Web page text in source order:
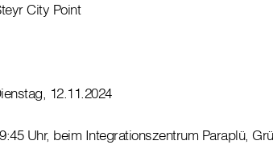
Point
12.11.2024
Uhr, beim Integrationszentrum Paraplü,